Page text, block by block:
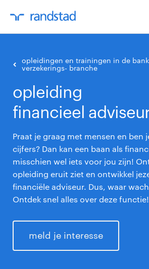
ik
opleidingen en trainingen in de
verzekerings- branche
opleiding
financieel
Praat je graag met mensen en ben
cijfers? Dan kan een baan als
misschien wel iets voor jou zijn!
opleiding eruit ziet en ontwikkel
financiële adviseur. Dus, waar
Ontdek snel alles over deze functie!
meld je interesse